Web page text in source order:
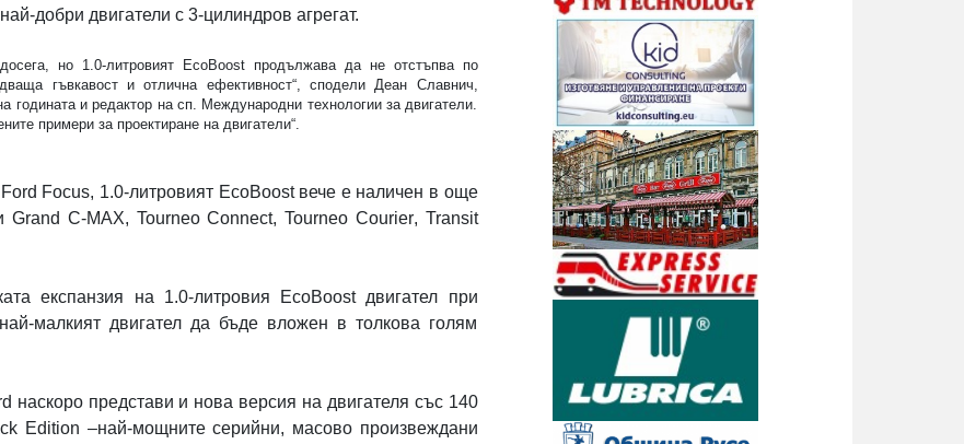
добри двигатели с 3-цилиндров агрегат.
но 1.0-литровият EcoBoostпродължава да не отстъпва по
гъвкавост и отлична ефективност“, сподели Деан Славнич,
годината и редактор на сп. Международни технологии за двигатели.
примери за проектиране на двигатели“.
Ford Focus, 1.0-литровият EcoBoostвече е наличен в още
Grand C-MAX, Tourneo Connect,Tourneo Courier, Transit
експанзия на 1.0-литровия EcoBoostдвигател при
малкият двигател да бъде вложен в толкова голям
наскоро представи и нова версия на двигателя със 140
Edition –най-мощните серийни, масово произвеждани